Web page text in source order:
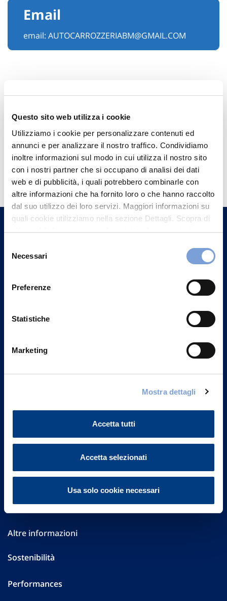
Questo sito web utilizza i cookie
Utilizziamo i cookie per personalizzare contenuti ed
annunci e per analizzare il nostro traffico. Condividiamo
inoltre informazioni sul modo in cui utilizza il nostro sito
con i nostri partner che si occupano di analisi dei dati
web e di pubblicità, i quali potrebbero combinarle con
altre informazioni che ha fornito loro o che hanno raccolto
dal suo utilizzo dei loro servizi. Maggiori informazioni su
quali cookie utilizziamo nella sezione Dettagli. Scopra di
più su chi siamo, come può contattarci e come trattiamo i
può trovare nel footer del sito nella sezione "Informativa
delNecessari
Preferenze
Statistiche
Marketing
Mostra dettagli
Accetta tutti
Accetta selezionati
Usa solo cookie necessari
Email
email: AUTOCARROZZERIABM@GMAIL.COM
Hai bisogno di
informazioni?
Trova l'Agenzia più vicina a te e parla con
un nostro Agente.
Via Ignazio Gardella, 2
Part. IVA 01329510158
Altre informazioni
Sostenibilità
Performances